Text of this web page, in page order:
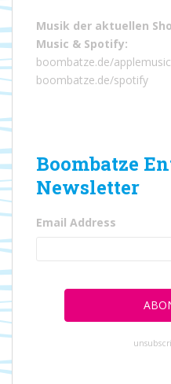
Musik der aktuellen
Music & Spotify:
boombatze.de/applemusic
boombatze.de/spotify
Boombatze
Newsletter
Email Address